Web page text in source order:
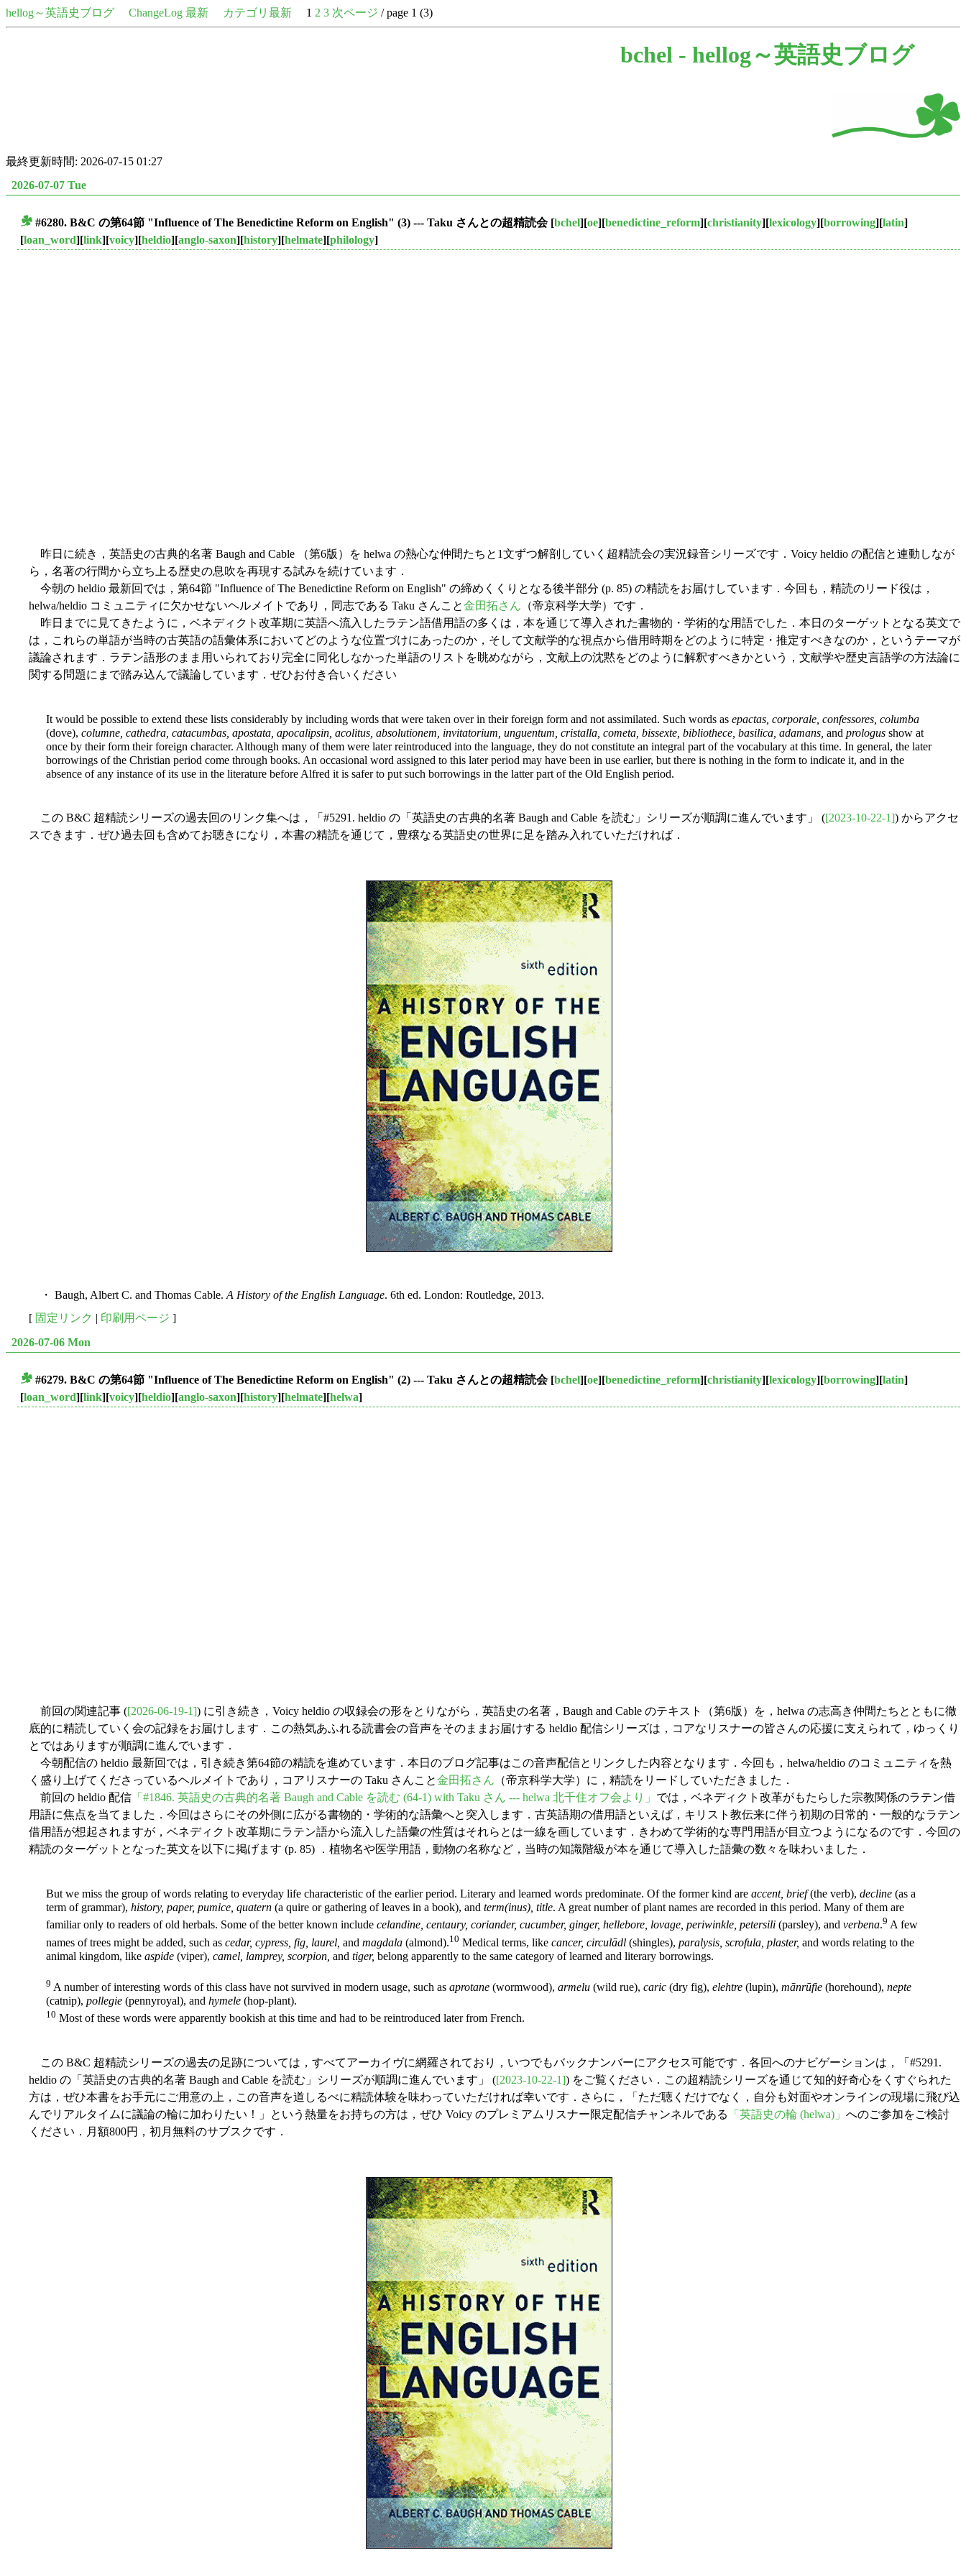
hellog～英語史ブログ ChangeLog 最新 カテゴリ最新 1 2 3 次ページ / page 1 (3)
bchel - hellog～英語史ブログ
最終更新時間: 2026-07-15 01:27
2026-07-07 Tue
#6280. B&C の第64節 "Influence of The Benedictine Reform on English" (3) --- Taku さんとの超精読会[bchel][oe][benedictine_reform][christianity][lexicology][borrowing][latin]
[loan_word][link][voicy][heldio][anglo-saxon][history][helmate][philology]
昨日に続き，英語史の古典的名著 Baugh and Cable （第6版）を helwa の熱心な仲間たちと1文ずつ解剖していく超精読会の実況録音シリーズです．Voicy heldio の配信と連動しなが
ら，名著の行間から立ち上る歴史の息吹を再現する試みを続けています．
今朝の heldio 最新回では，第64節 "Influence of The Benedictine Reform on English" の締めくくりとなる後半部分 (p. 85) の精読をお届けしています．今回も，精読のリード役は，
helwa/heldio コミュニティに欠かせないヘルメイトであり，同志である Taku さんこと金田拓さん （帝京科学大学）です．
昨日までに見てきたように，ベネディクト改革期に英語へ流入したラテン語借用語の多くは，本を通じて導入された書物的・学術的な用語でした．本日のターゲットとなる英文で
は，これらの単語が当時の古英語の語彙体系においてどのような位置づけにあったのか，そして文献学的な視点から借用時期をどのように特定・推定すべきなのか，というテーマが
議論されます．ラテン語形のまま用いられており完全に同化しなかった単語のリストを眺めながら，文献上の沈黙をどのように解釈すべきかという，文献学や歴史言語学の方法論に
関する問題にまで踏み込んで議論しています．ぜひお付き合いください
It would be possible to extend these lists considerably by including words that were taken over in their foreign form and not assimilated. Such words as epactas, corporale, confessores, columba
(dove), columne, cathedra, catacumbas, apostata, apocalipsin, acolitus, absolutionem, invitatorium, unguentum, cristalla, cometa, bissexte, bibliothece, basilica, adamans, and prologus show at
once by their form their foreign character. Although many of them were later reintroduced into the language, they do not constitute an integral part of the vocabulary at this time. In general, the later
borrowings of the Christian period come through books. An occasional word assigned to this later period may have been in use earlier, but there is nothing in the form to indicate it, and in the
absence of any instance of its use in the literature before Alfred it is safer to put such borrowings in the latter part of the Old English period.
この B&C 超精読シリーズの過去回のリンク集へは，「#5291. heldio の「英語史の古典的名著 Baugh and Cable を読む」シリーズが順調に進んでいます」 ([2023-10-22-1]) からアクセ
スできます．ぜひ過去回も含めてお聴きになり，本書の精読を通じて，豊穣なる英語史の世界に足を踏み入れていただければ．
・ Baugh, Albert C. and Thomas Cable. A History of the English Language. 6th ed. London: Routledge, 2013.
[ 固定リンク | 印刷用ページ ]
2026-07-06 Mon
#6279. B&C の第64節 "Influence of The Benedictine Reform on English" (2) --- Taku さんとの超精読会[bchel][oe][benedictine_reform][christianity][lexicology][borrowing][latin]
[loan_word][link][voicy][heldio][anglo-saxon][history][helmate][helwa]
前回の関連記事 ([2026-06-19-1]) に引き続き，Voicy heldio の収録会の形をとりながら，英語史の名著，Baugh and Cable のテキスト（第6版）を，helwa の志高き仲間たちとともに徹
底的に精読していく会の記録をお届けします．この熱気あふれる読書会の音声をそのままお届けする heldio 配信シリーズは，コアなリスナーの皆さんの応援に支えられて，ゆっくり
とではありますが順調に進んでいます．
今朝配信の heldio 最新回では，引き続き第64節の精読を進めています．本日のブログ記事はこの音声配信とリンクした内容となります．今回も，helwa/heldio のコミュニティを熱
く盛り上げてくださっているヘルメイトであり，コアリスナーの Taku さんこと金田拓さん （帝京科学大学）に，精読をリードしていただきました．
前回の heldio 配信 「#1846. 英語史の古典的名著 Baugh and Cable を読む (64-1) with Taku さん --- helwa 北千住オフ会より」 では，ベネディクト改革がもたらした宗教関係のラテン借
用語に焦点を当てました．今回はさらにその外側に広がる書物的・学術的な語彙へと突入します．古英語期の借用語といえば，キリスト教伝来に伴う初期の日常的・一般的なラテン
借用語が想起されますが，ベネディクト改革期にラテン語から流入した語彙の性質はそれらとは一線を画しています．きわめて学術的な専門用語が目立つようになるのです．今回の
精読のターゲットとなった英文を以下に掲げます (p. 85) ．植物名や医学用語，動物の名称など，当時の知識階級が本を通じて導入した語彙の数々を味わいました．
But we miss the group of words relating to everyday life characteristic of the earlier period. Literary and learned words predominate. Of the former kind are accent, brief(the verb), decline (as a
term of grammar), history, paper, pumice, quatern (a quire or gathering of leaves in a book), and term(inus), title. A great number of plant names are recorded in this period. Many of them are
familiar only to readers of old herbals. Some of the better known include celandine, centaury, coriander, cucumber, ginger, hellebore, lovage, periwinkle, petersili (parsley), and verbena.9 A few
names of trees might be added, such as cedar, cypress, fig, laurel, and magdala (almond).10 Medical terms, like cancer, circulādl (shingles), paralysis, scrofula, plaster, and words relating to the
animal kingdom, like aspide (viper), camel, lamprey, scorpion, and tiger, belong apparently to the same category of learned and literary borrowings.
9 A number of interesting words of this class have not survived in modern usage, such as aprotane (wormwood), armelu (wild rue), caric (dry fig), elehtre (lupin), mānrūfie (horehound), nepte
(catnip), pollegie (pennyroyal), and hymele (hop-plant).
10 Most of these words were apparently bookish at this time and had to be reintroduced later from French.
この B&C 超精読シリーズの過去の足跡については，すべてアーカイヴに網羅されており，いつでもバックナンバーにアクセス可能です．各回へのナビゲーションは，「#5291.
heldio の「英語史の古典的名著 Baugh and Cable を読む」シリーズが順調に進んでいます」 ([2023-10-22-1]) をご覧ください．この超精読シリーズを通じて知的好奇心をくすぐられた
方は，ぜひ本書をお手元にご用意の上，この音声を道しるべに精読体験を味わっていただければ幸いです．さらに，「ただ聴くだけでなく，自分も対面やオンラインの現場に飛び込
んでリアルタイムに議論の輪に加わりたい！」という熱量をお持ちの方は，ぜひ Voicy のプレミアムリスナー限定配信チャンネルである
「英語史の輪 (helwa)」 へのご参加をご検討
ください．月額800円，初月無料のサブスクです．